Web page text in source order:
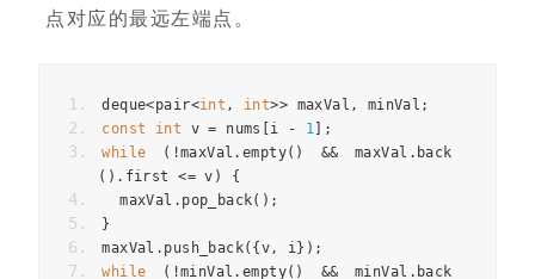
点对应的最远左端点。
deque<pair<int , int>> maxVal , minVal ;
const
int v = nums i - 1 ];
while
( !maxVal . empty() && maxVal . back
(). first <= v )
{
maxVal . pop_back();
}
maxVal . push_back({ v, i});
while
( !minVal . empty() && minVal . back